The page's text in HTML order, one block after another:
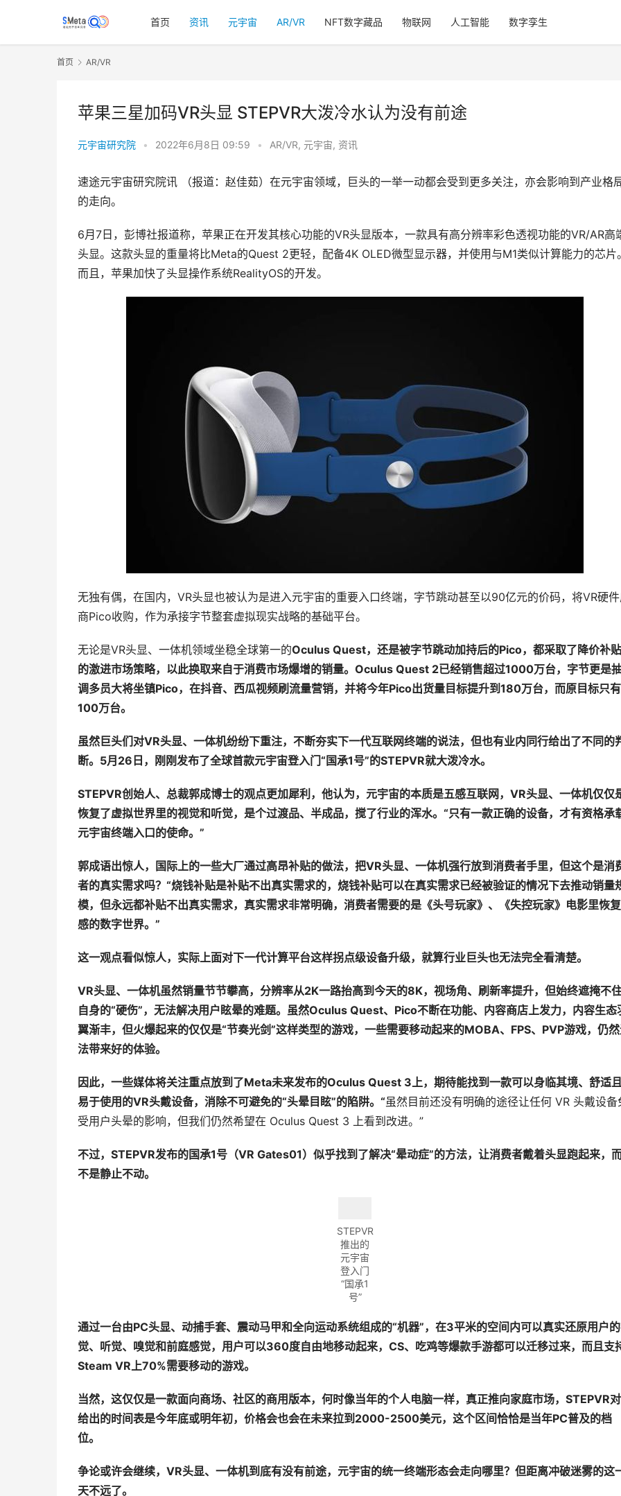
首页 资讯 元宇宙 AR/VR NFT数字藏品 物联网 人工智能 数字孪生
首页 AR/VR
苹果三星加码VR头显 STEPVR大泼冷水认为没有前途
元宇宙研究院 • 2022年6月8日 09:59 • AR/VR, 元宇宙, 资讯
速途元宇宙研究院讯 （报道：赵佳茹）在元宇宙领域，巨头的一举一动都会受到更多关注，亦会影响到产业格
的走向。
6月7日，彭博社报道称，苹果正在开发其核心功能的VR头显版本，一款具有高分辨率彩色透视功能的VR/AR高
头显。这款头显的重量将比Meta的Quest 2更轻，配备4K OLED微型显示器，并使用与M1类似计算能力的芯片。
而且，苹果加快了头显操作系统RealityOS的开发。
无独有偶，在国内，VR头显也被认为是进入元宇宙的重要入口终端，字节跳动甚至以90亿元的价码，将VR硬
商Pico收购，作为承接字节整套虚拟现实战略的基础平台。
无论是VR头显、一体机领域坐稳全球第一的Oculus Quest， 还是被字节跳动加持后的Pico，都采取了降价补贴
的激进市场策略，以此换取来自于消费市场爆增的销量。 Oculus Quest 2已经销售超过1000万台，字节更是
调多员大将坐镇Pico，在抖音、西瓜视频刷流量营销，并将今年Pico出货量目标提升到180万台，而原目标只有
100万台。
虽然巨头们对VR头显、一体机纷纷下重注，不断夯实下一代互联网终端的说法，但也有业内同行给出了不同的
断。 5月 26 日， 刚刚发布了全球首款元宇宙登入门“ 国承1号”的STEPVR就大泼冷水。
STEPVR创始人、总裁郭成博士的观点更加犀利，他认为，元宇宙的本质是五感互联网， VR头显、一体机仅仅
恢复了虚拟世界里的视觉和听觉，是个过渡品、半成品，搅了行业的浑水。 “只有一款正确的设备，才有资格承
元宇宙终端入口的使命。 ”
郭成语出惊人，国 际上的一些大厂通过高昂补贴的做法，把VR头显、一体机强行放到消费者手里，但这个是消
者的真实需求吗？ “烧钱补贴是补贴不出真实需求的，烧钱补贴可以在真实需求已经被验证的情况下去推动销量
模，但永远都补贴不出真实需求，真实需求非常明确，消费者需要的是《头号玩家》、《失控玩家》电影里恢
感的数字世界。 ”
这一观点看似惊人，实际上面对下一代计算平台这样拐点级设备升级，就算行业巨头也无法完全看清楚。
VR头显、一体机虽然销量节节攀高，分辨率从2K一路抬高到今天的8K， 视场角、刷新率提升，但始终遮掩不
自身的“硬伤”，无法解决用 户眩晕的难题。 虽然Oculus Quest、 Pico不断在功能、内容商店上发力，内容生态
翼渐丰，但火爆起来的仅仅是“节奏光剑”这样类型的游戏，一些需要移动起来的MOBA、 FPS、 PVP游戏，仍
法带来好的体验。
因此，一些媒体将关注重点放到了Meta未来发布的Oculus Quest 3上，期待能找到一款可以身临其境、舒适
易于使用的VR头戴设备，消除不可避免的“头晕目眩”的陷阱。 “虽然目前还没有明确的途径让任何 VR 头戴设备
受用户头晕的影响，但我们仍然希望在 Oculus Quest 3 上看到改进。”
不过， STEPVR发布的国承1号（VR Gates01）似乎找到了解决“晕动症”的方法， 让消费者戴着头显跑起来，
不是静止不动。
STEPVR
推出的
元宇宙
登入门
“国承1
号”
通过一台由PC头显、动捕手套、震动马甲和全向运动系统组成的“机器”，在3平米的空间内可以真实还原用 户的
觉、听觉、嗅觉和前庭感觉，用 户可以360度自由地移动起来， CS、吃鸡等爆款手游都可以迁移过来，而且支
Steam VR上70%需要移动的游戏。
当然， 这仅仅是一款面向商场、社区的商用版本，何时像当年的个人电脑一样，真正推向家庭市场， STEPVR
给出的时间表是今年底或明年初，价格会也会在未来拉到2000-2500美元， 这个区间恰恰是当年PC普及的档
位。
争论或许会继续， VR头显、一体机到底有没有前途，元宇宙的统一终端形态会走向哪里？但距离冲破迷雾的这
天不远了。